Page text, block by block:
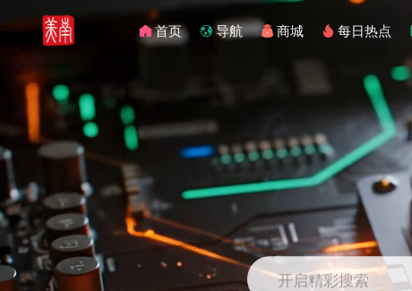
首页 导航 商城 每日热点
开启精彩搜索